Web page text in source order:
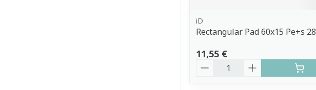
iD
Rectangular Pad 60x15 Pe+s 28
11,55 €
Quantité